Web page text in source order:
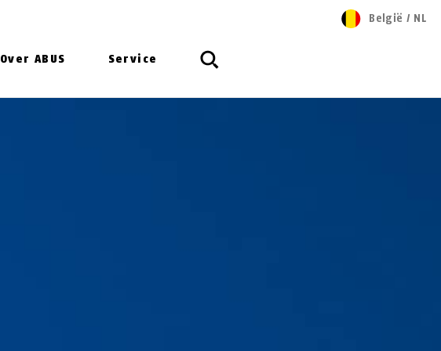
Over ABUS Service
België / NL